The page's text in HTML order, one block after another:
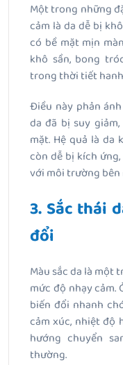
Một trong những
cảm là da dễ bị
có bề mặt mịn
khô sần, bong
trong thời tiết
Điều này phản
da đã bị suy
mặt. Hệ quả là da
còn dễ bị kích
với môi trường bên
3. Sắc thái
đổi
Màu sắc da là một
mức độ nhạy cảm.
biến đổi nhanh
cảm xúc, nhiệt độ
hướng chuyển
thường.